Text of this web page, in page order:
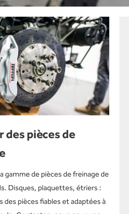
des pièces de
gamme de pièces de freinage de
Disques, plaquettes, étriers :
des pièces fiables et adaptées à